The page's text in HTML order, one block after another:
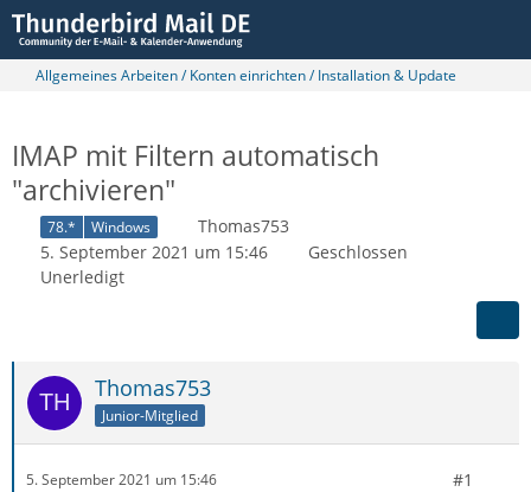
Allgemeines Arbeiten / Konten einrichten / Installation & Update
IMAP mit Filtern automatisch
"archivieren"
78.* Windows
Thomas753
5. September 2021 um 15:46
Geschlossen
Unerledigt
Thomas753
Junior-Mitglied
5. September 2021 um 15:46 #1